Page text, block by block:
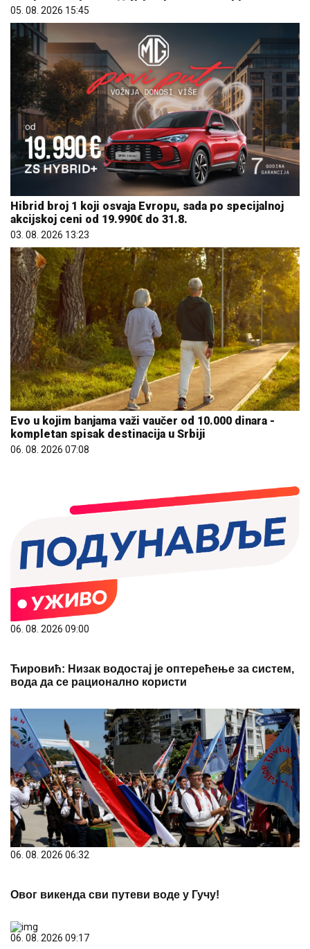
05. 08. 2026 15:45
Hibrid broj 1 koji osvaja Evropu, sada po specijalnoj
akcijskoj ceni od 19.990€ do 31.8.
03. 08. 2026 13:23
Evo u kojim banjama važi vaučer od 10.000 dinara -
kompletan spisak destinacija u Srbiji
06. 08. 2026 07:08
06. 08. 2026 09:00
Ћировић: Низак водостај је оптерећење за систем,
вода да се рационално користи
06. 08. 2026 06:32
Овог викенда сви путеви воде у Гучу!
06. 08. 2026 09:17